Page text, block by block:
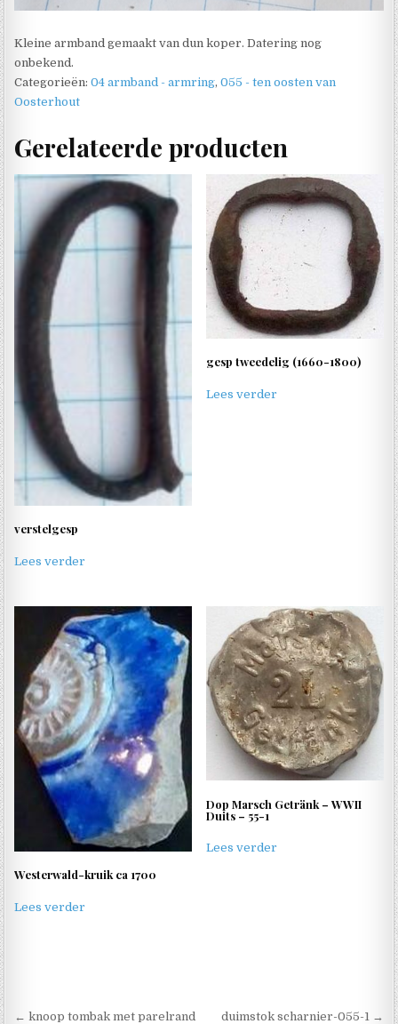
Kleine armband gemaakt van dun koper. Datering nog
onbekend.
Categorieën:04 armband - armring,055 - ten oosten van
Oosterhout
Gerelateerde producten
verstelgesp
Lees verder
gesp tweedelig (1660-1800)
Lees verder
Westerwald-kruik ca 1700
Lees verder
Dop Marsch Getränk – WWII
Duits – 55-1
Lees verder
← knoop tombak met parelrand duimstok scharnier-055-1 →